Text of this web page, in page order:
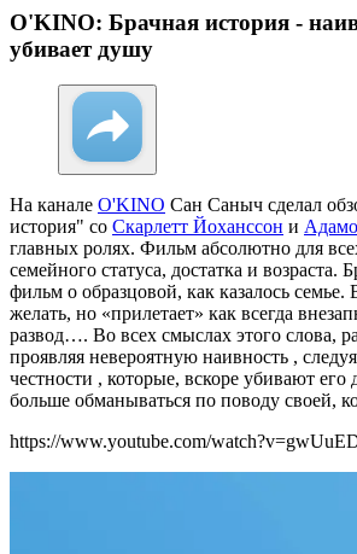
O'KINO: Брачная история -
убивает душу
На канале O'KINO Сан Саныч сделал
история" со Скарлетт Йоханссон и
главных ролях. Фильм абсолютно для
семейного статуса, достатка и возраста.
фильм о образцовой, как казалось семье.
желать, но «прилетает» как всегда
развод…. Во всех смыслах этого слова,
проявляя невероятную наивность ,
честности , которые, вскоре убивают
больше обманываться по поводу своей,
https://www.youtube.com/